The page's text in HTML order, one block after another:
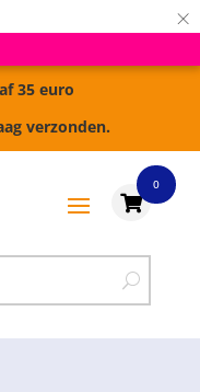
×
35 euro
verzonden.

0